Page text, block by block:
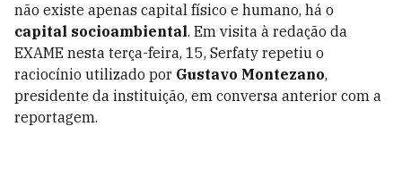
não existe apenas capital físico e humano, há o
capital socioambiental. Em visita à redação da
EXAME nesta terça-feira, 15, Serfaty repetiu o
raciocínio utilizado por Gustavo Montezano,
presidente da instituição, em conversa anterior com a
reportagem.